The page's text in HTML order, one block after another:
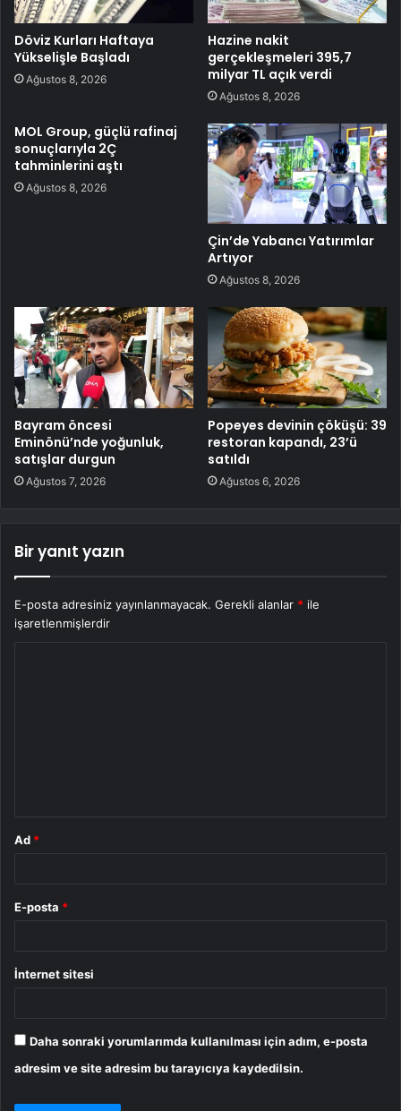
Döviz Kurları Haftaya
Yükselişle Başladı
Ağustos 8, 2026
Hazine nakit
gerçekleşmeleri 395,7
milyar TL açık verdi
Ağustos 8, 2026
MOL Group, güçlü rafinaj
sonuçlarıyla 2Ç
tahminlerini aştı
Ağustos 8, 2026
Çin’de Yabancı Yatırımlar
Artıyor
Ağustos 8, 2026
Bayram öncesi
Eminönü’nde yoğunluk,
satışlar durgun
Ağustos 7, 2026
Popeyes devinin çöküşü: 39
restoran kapandı, 23’ü
satıldı
Ağustos 6, 2026
Bir yanıt yazın
E-posta adresiniz yayınlanmayacak. Gerekli alanlar * ile
işaretlenmişlerdir
Ad *
E-posta *
İnternet sitesi
Daha sonraki yorumlarımda kullanılması için adım, e-posta
adresim ve site adresim bu tarayıcıya kaydedilsin.